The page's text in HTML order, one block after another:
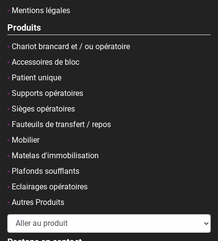
Mentions légales
Produits
Chariot brancard et / ou opératoire
Accessoires de bloc
Patient unique
Supports opératoires
Sièges opératoires
Fauteuils de transfert / repos
Mobilier
Matelas d'immobilisation
Plafonds soufflants
Eclairages opératoires
Autres Produits